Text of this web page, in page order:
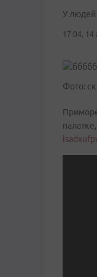
У людей
17:04, 14
Фото: